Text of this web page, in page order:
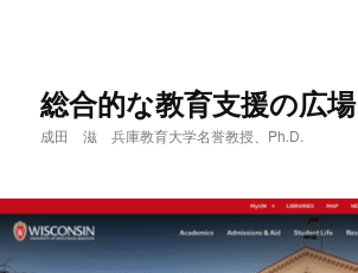
へ
移
動
総合的な教育支援の広場
成田 滋 兵庫教育大学名誉教授、Ph.D.